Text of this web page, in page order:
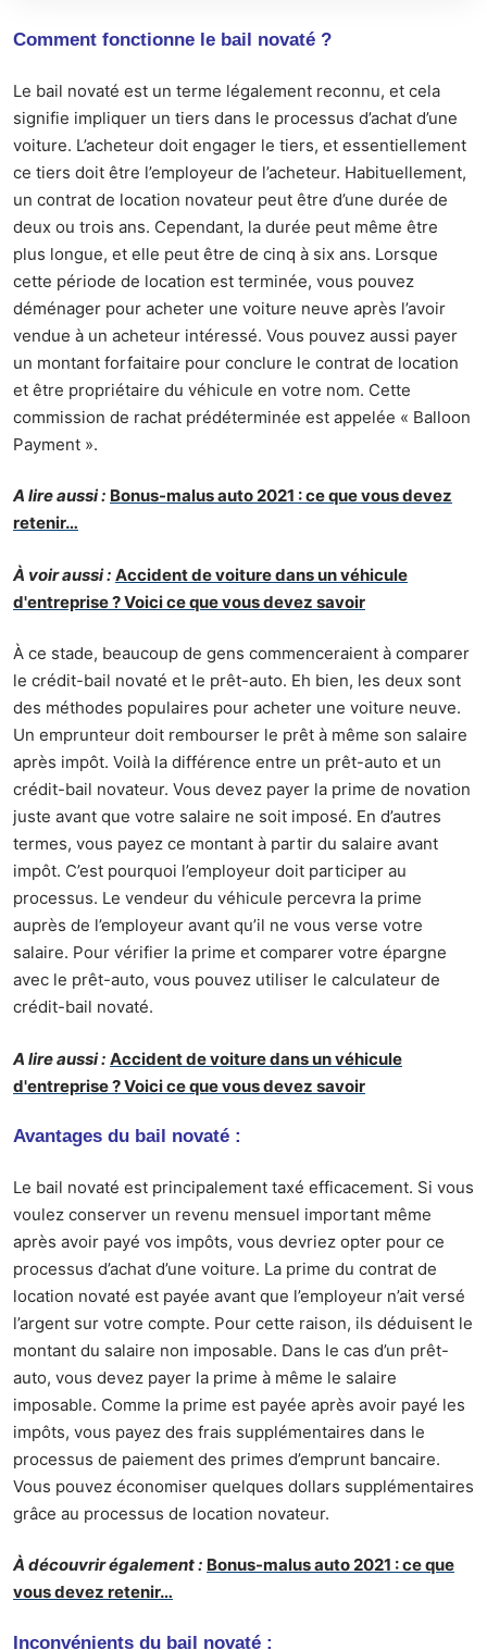
Comment fonctionne le bail novaté ?
Le bail novaté est un terme légalement reconnu, et cela
signifie impliquer un tiers dans le processus d’achat d’une
voiture. L’acheteur doit engager le tiers, et essentiellement
ce tiers doit être l’employeur de l’acheteur. Habituellement,
un contrat de location novateur peut être d’une durée de
deux ou trois ans. Cependant, la durée peut même être
plus longue, et elle peut être de cinq à six ans. Lorsque
cette période de location est terminée, vous pouvez
déménager pour acheter une voiture neuve après l’avoir
vendue à un acheteur intéressé. Vous pouvez aussi payer
un montant forfaitaire pour conclure le contrat de location
et être propriétaire du véhicule en votre nom. Cette
commission de rachat prédéterminée est appelée « Balloon
Payment ».
A lire aussi : Bonus-malus auto 2021 : ce que vous devez
retenir…
À voir aussi : Accident de voiture dans un véhicule
d'entreprise ? Voici ce que vous devez savoir
À ce stade, beaucoup de gens commenceraient à comparer
le crédit-bail novaté et le prêt-auto. Eh bien, les deux sont
des méthodes populaires pour acheter une voiture neuve.
Un emprunteur doit rembourser le prêt à même son salaire
après impôt. Voilà la différence entre un prêt-auto et un
crédit-bail novateur. Vous devez payer la prime de novation
juste avant que votre salaire ne soit imposé. En d’autres
termes, vous payez ce montant à partir du salaire avant
impôt. C’est pourquoi l’employeur doit participer au
processus. Le vendeur du véhicule percevra la prime
auprès de l’employeur avant qu’il ne vous verse votre
salaire. Pour vérifier la prime et comparer votre épargne
avec le prêt-auto, vous pouvez utiliser le calculateur de
crédit-bail novaté.
A lire aussi : Accident de voiture dans un véhicule
d'entreprise ? Voici ce que vous devez savoir
Avantages du bail novaté :
Le bail novaté est principalement taxé efficacement. Si vous
voulez conserver un revenu mensuel important même
après avoir payé vos impôts, vous devriez opter pour ce
processus d’achat d’une voiture. La prime du contrat de
location novaté est payée avant que l’employeur n’ait versé
l’argent sur votre compte. Pour cette raison, ils déduisent le
montant du salaire non imposable. Dans le cas d’un prêt-
auto, vous devez payer la prime à même le salaire
imposable. Comme la prime est payée après avoir payé les
impôts, vous payez des frais supplémentaires dans le
processus de paiement des primes d’emprunt bancaire.
Vous pouvez économiser quelques dollars supplémentaires
grâce au processus de location novateur.
À découvrir également : Bonus-malus auto 2021 : ce que
vous devez retenir…
Inconvénients du bail novaté :